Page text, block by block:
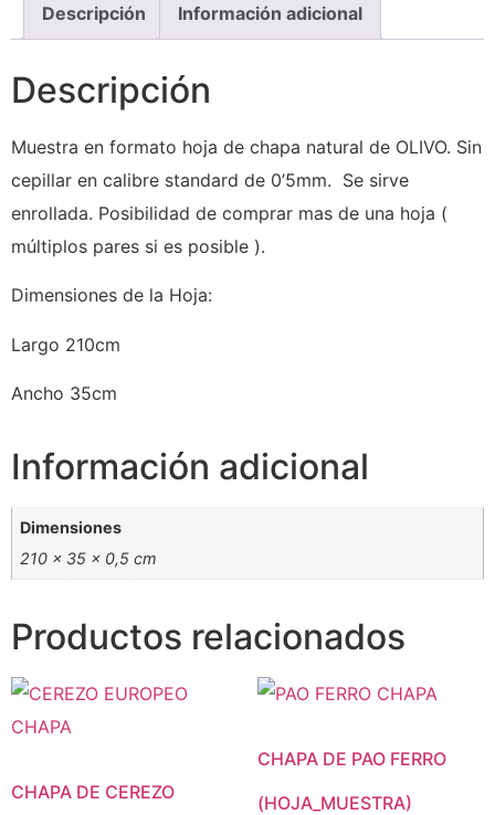
Descripción Información adicional
Descripción
Muestra en formato hoja de chapa natural de OLIVO. Sin
cepillar en calibre standard de 0’5mm. Se sirve
enrollada. Posibilidad de comprar mas de una hoja (
múltiplos pares si es posible ).
Dimensiones de la Hoja:
Largo 210cm
Ancho 35cm
Información adicional
Dimensiones
210 × 35 × 0,5 cm
Productos relacionados
CHAPA DE CEREZO
CHAPA DE PAO FERRO
(HOJA_MUESTRA)